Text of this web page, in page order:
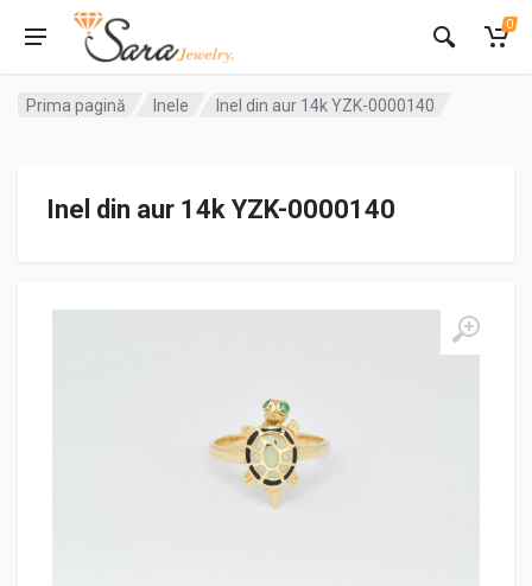
0
Prima pagină Inele Inel din aur 14k YZK-0000140
Inel din aur 14k YZK-0000140